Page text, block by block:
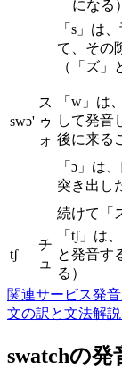
になる）
swɔ'
ス
ゥ
ォ
「s」は
て、その
（「ズ」
「w」は
して発音
後に来る
「ɔ」は
突き出し
続けて「
tʃ
チ
ュ
「tʃ」は
と発音す
る）
関連サービス発
文の訳と文法解
swatchの発